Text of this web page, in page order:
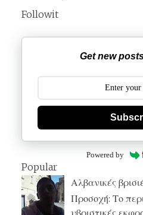
Followit
Get new
Powered by
Popular
Αλβανικές
Προσοχή: Το